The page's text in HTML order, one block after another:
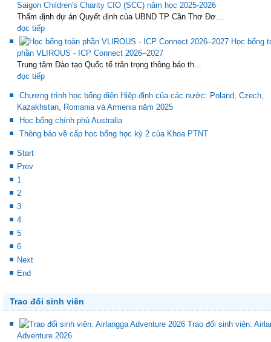
Saigon Children's Charity CIO (SCC) năm học 2025-2026
Thẩm định dự án Quyết định của UBND TP Cần Thơ Đơ...
đọc tiếp
Học bổng
phần VLIROUS - ICP Connect 2026–2027
Trung tâm Đào tạo Quốc tế trân trọng thông báo th...
đọc tiếp
Chương trình học bổng diện Hiệp định của các nước: Poland, Czech,
Kazakhstan, Romania và Armenia năm 2025
Học bổng chính phủ Australia
Thông báo về cấp học bổng học kỳ 2 của Khoa PTNT
Start
Prev
1
2
3
4
5
6
Next
End
Trao đổi sinh viên
Trao đổi sinh viên:
Adventure 2026